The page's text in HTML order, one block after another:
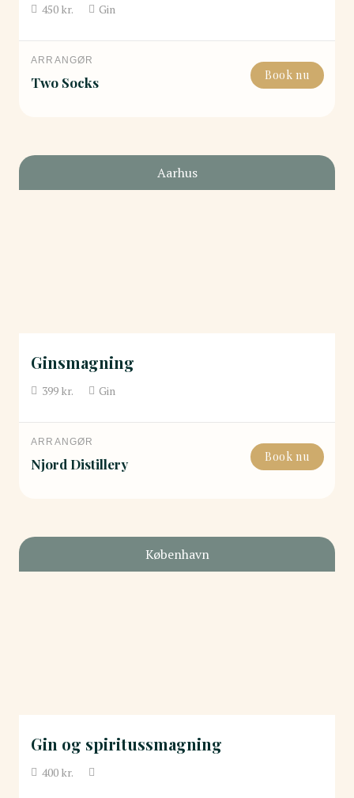
450kr. Gin
ARRANGØR
Two Socks Book nu
Aarhus
Ginsmagning
399kr. Gin
ARRANGØR
Njord Distillery Book nu
København
Gin og spiritussmagning
400kr.